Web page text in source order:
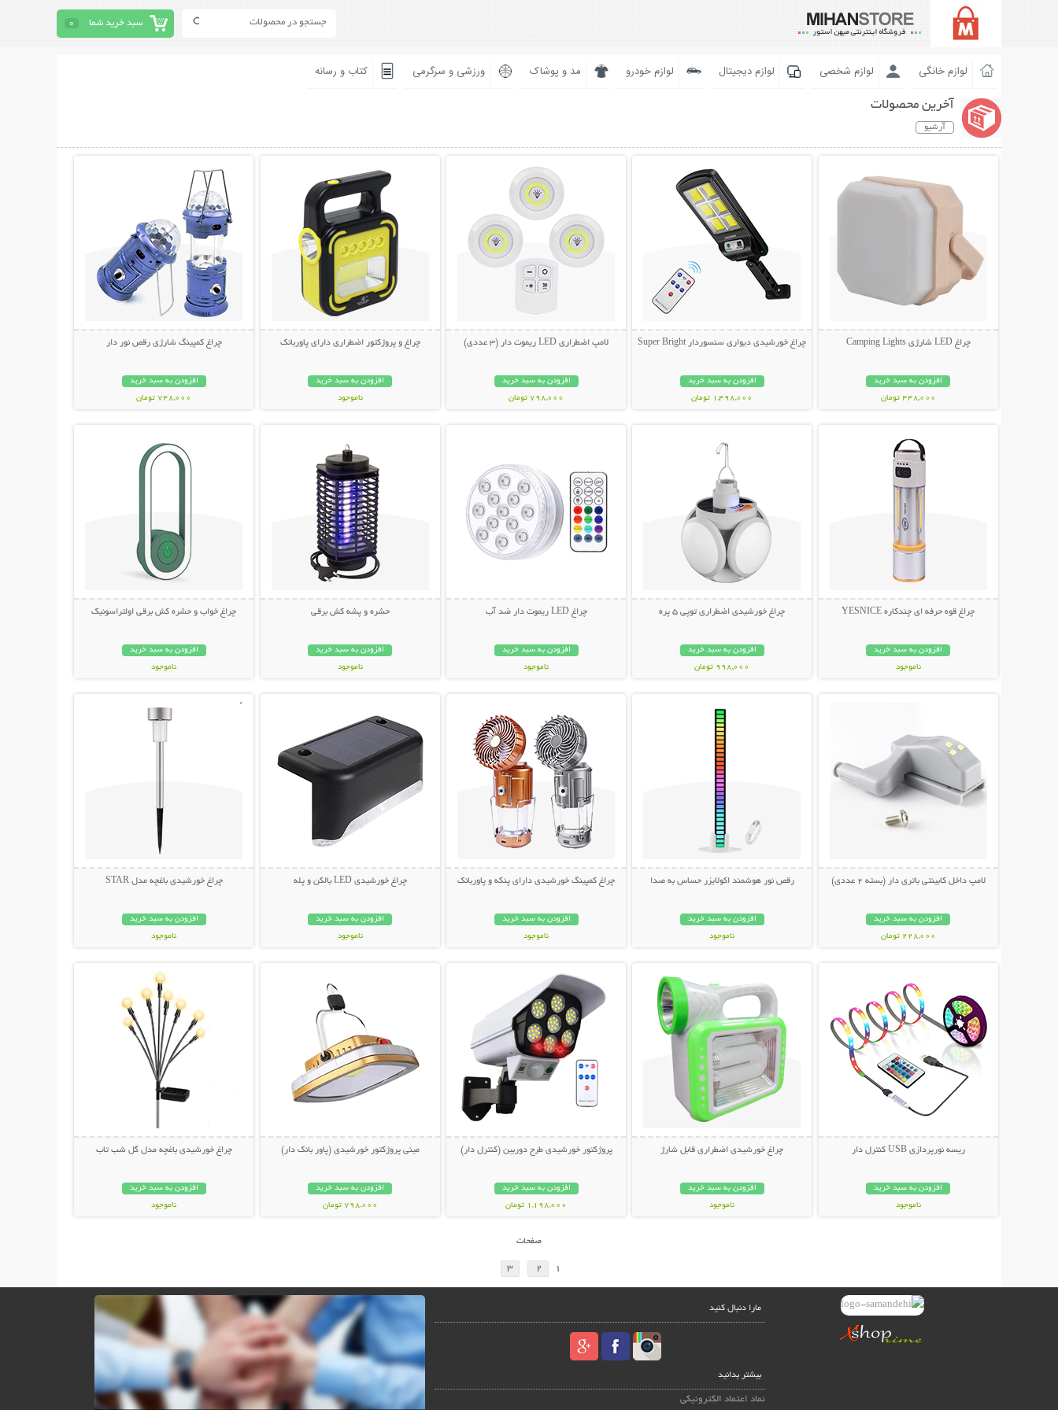
سبد خرید شما 0
لوازم خانگی لوازم شخصی لوازم دیجیتال لوازم خودرو مد و پوشاک ورزشی و سرگرمی کتاب و رسانه
آخرین محصولات
آرشیو
چراغ LED شارژی Camping Lights
افزودن به سبد خرید
448,000 تومان
چراغ خورشیدی دیواری سنسوردار Super Bright
افزودن به سبد خرید
1,498,000 تومان
لامپ اضطراری LED ریموت دار (3 عددی)
افزودن به سبد خرید
798,000 تومان
چراغ و پروژکتور اضطراری دارای پاوربانک
افزودن به سبد خرید
ناموجود
چراغ کمپینگ شارژی رقص نور دار
افزودن به سبد خرید
748,000 تومان
چراغ قوه حرفه ای چندکاره YESNICE
افزودن به سبد خرید
ناموجود
چراغ خورشیدی اضطراری توپی 5 پره
افزودن به سبد خرید
998,000 تومان
چراغ LED ریموت دار ضد آب
افزودن به سبد خرید
ناموجود
حشره و پشه کش برقی
افزودن به سبد خرید
ناموجود
چراغ خواب و حشره کش برقی اولتراسونیک
افزودن به سبد خرید
ناموجود
لامپ داخل کابینتی باتری دار (بسته 2 عددی)
افزودن به سبد خرید
228,000 تومان
رقص نور هوشمند اکولایزر حساس به صدا
افزودن به سبد خرید
ناموجود
چراغ کمپینگ خورشیدی دارای پنکه و پاوربانک
افزودن به سبد خرید
ناموجود
چراغ خورشیدی LED بالکن و پله
افزودن به سبد خرید
ناموجود
چراغ خورشیدی باغچه مدل STAR
افزودن به سبد خرید
ناموجود
ریسه نورپردازی USB کنترل دار
افزودن به سبد خرید
ناموجود
چراغ خورشیدی اضطراری قابل شارژ
افزودن به سبد خرید
ناموجود
پروژکتور خورشیدی طرح دوربین (کنترل دار)
افزودن به سبد خرید
1,198,000 تومان
مینی پروژکتور خورشیدی (پاور بانک دار)
افزودن به سبد خرید
798,000 تومان
چراغ خورشیدی باغچه مدل گل شب تاب
افزودن به سبد خرید
ناموجود
صفحات
1
2
3
مارا دنبال کنید
بیشتر بدانید
نماد اعتماد الکترونیکی